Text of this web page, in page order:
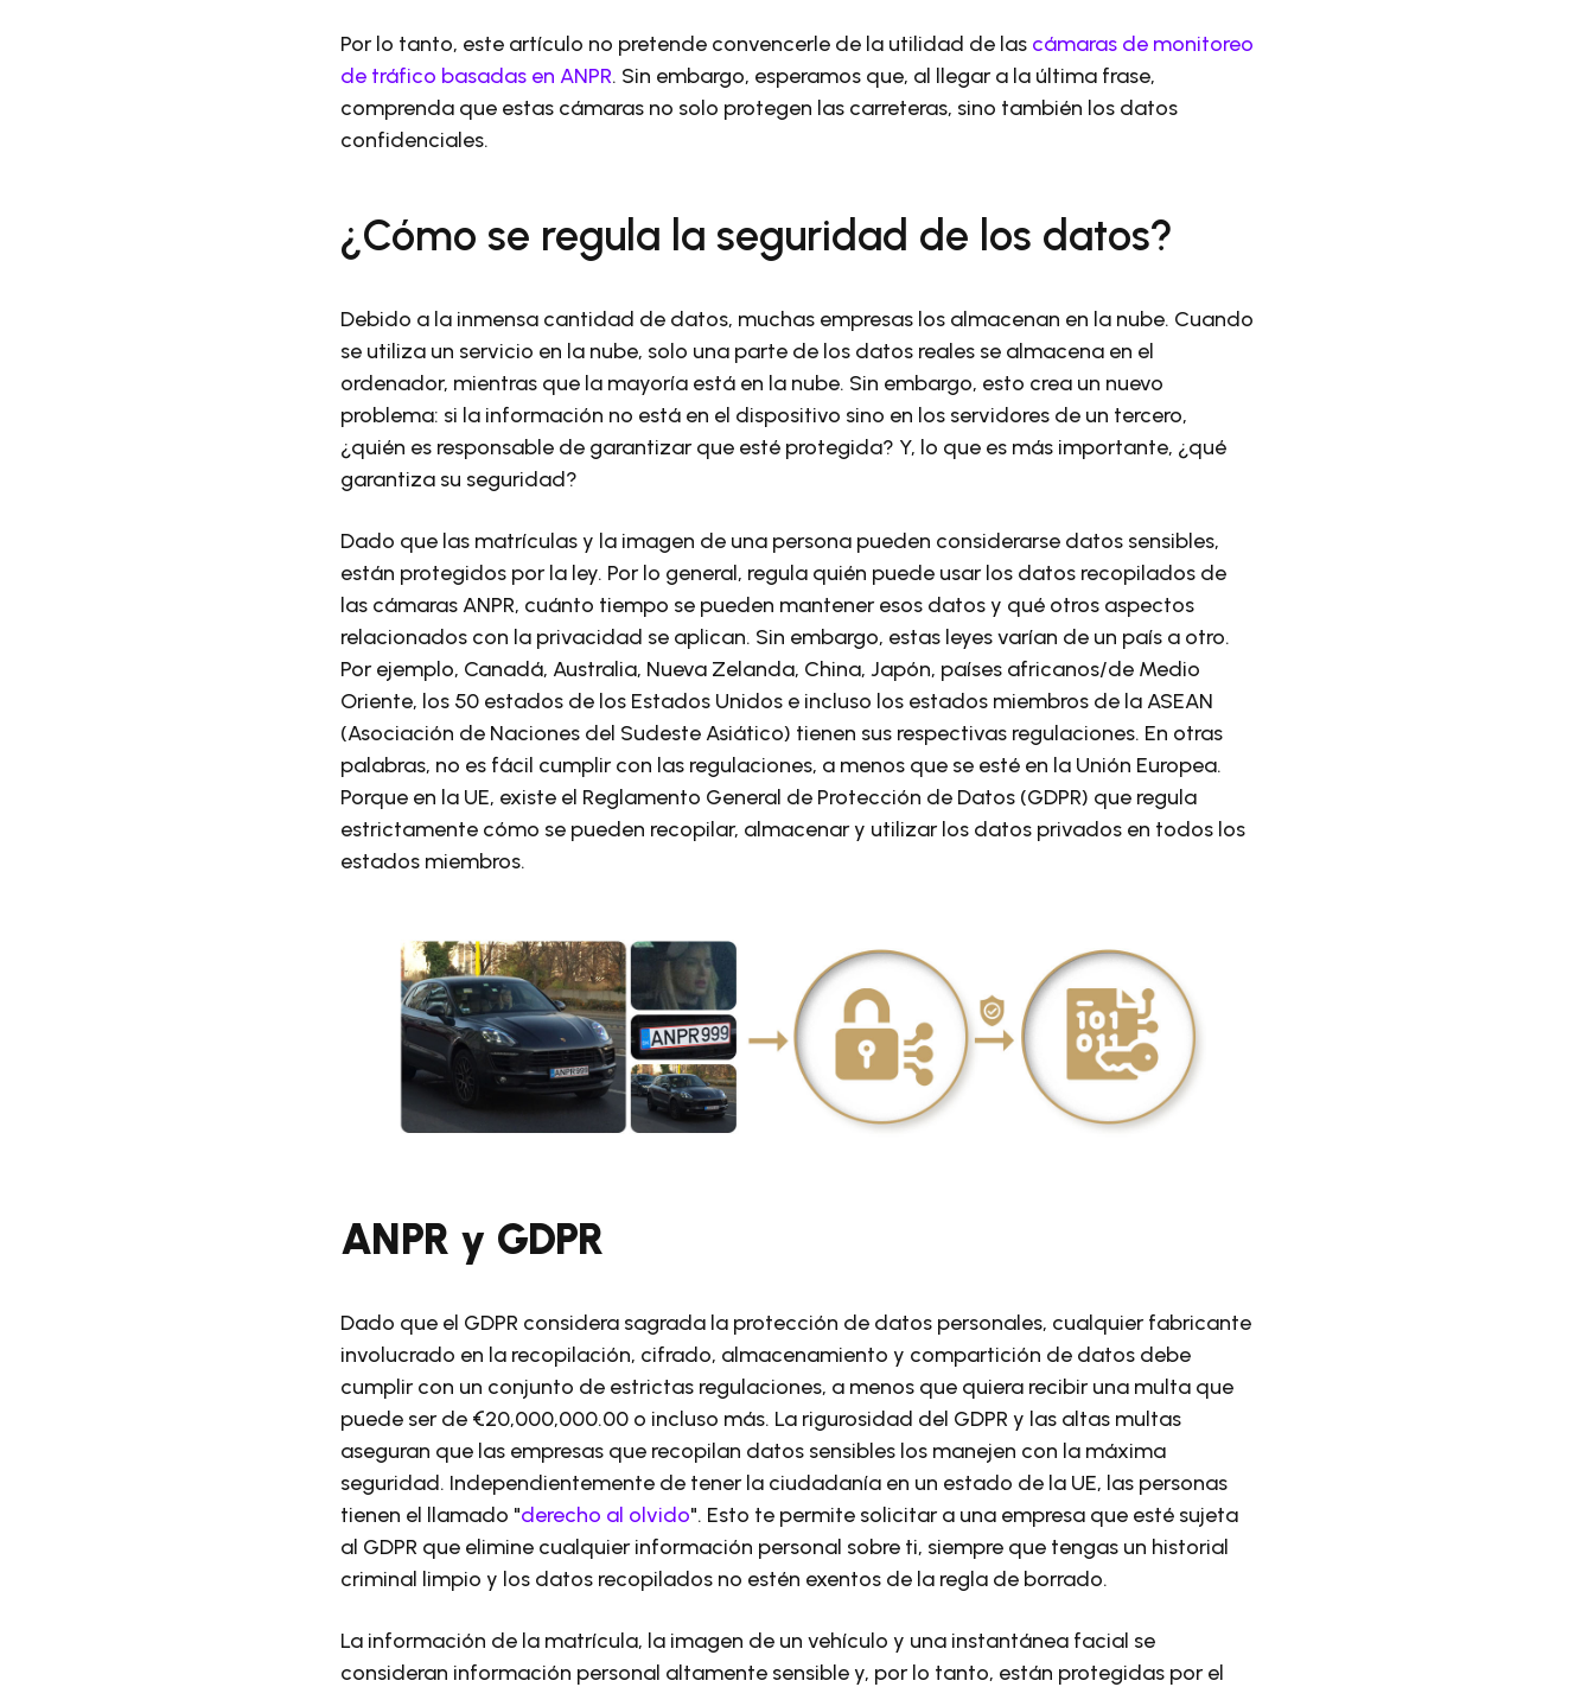
Por lo tanto, este artículo no pretende convencerle de la utilidad de las cámaras de monitoreo
de tráfico basadas en ANPR. Sin embargo, esperamos que, al llegar a la última frase,
comprenda que estas cámaras no solo protegen las carreteras, sino también los datos
confidenciales.
¿Cómo se regula la seguridad de los datos?
Debido a la inmensa cantidad de datos, muchas empresas los almacenan en la nube. Cuando
se utiliza un servicio en la nube, solo una parte de los datos reales se almacena en el
ordenador, mientras que la mayoría está en la nube. Sin embargo, esto crea un nuevo
problema: si la información no está en el dispositivo sino en los servidores de un tercero,
¿quién es responsable de garantizar que esté protegida? Y, lo que es más importante, ¿qué
garantiza su seguridad?
Dado que las matrículas y la imagen de una persona pueden considerarse datos sensibles,
están protegidos por la ley. Por lo general, regula quién puede usar los datos recopilados de
las cámaras ANPR, cuánto tiempo se pueden mantener esos datos y qué otros aspectos
relacionados con la privacidad se aplican. Sin embargo, estas leyes varían de un país a otro.
Por ejemplo, Canadá, Australia, Nueva Zelanda, China, Japón, países africanos/de Medio
Oriente, los 50 estados de los Estados Unidos e incluso los estados miembros de la ASEAN
(Asociación de Naciones del Sudeste Asiático) tienen sus respectivas regulaciones. En otras
palabras, no es fácil cumplir con las regulaciones, a menos que se esté en la Unión Europea.
Porque en la UE, existe el Reglamento General de Protección de Datos (GDPR) que regula
estrictamente cómo se pueden recopilar, almacenar y utilizar los datos privados en todos los
estados miembros.
ANPR y GDPR
Dado que el GDPR considera sagrada la protección de datos personales, cualquier fabricante
involucrado en la recopilación, cifrado, almacenamiento y compartición de datos debe
cumplir con un conjunto de estrictas regulaciones, a menos que quiera recibir una multa que
puede ser de €20,000,000.00 o incluso más. La rigurosidad del GDPR y las altas multas
aseguran que las empresas que recopilan datos sensibles los manejen con la máxima
seguridad. Independientemente de tener la ciudadanía en un estado de la UE, las personas
tienen el llamado "derecho al olvido". Esto te permite solicitar a una empresa que esté sujeta
al GDPR que elimine cualquier información personal sobre ti, siempre que tengas un historial
criminal limpio y los datos recopilados no estén exentos de la regla de borrado.
La información de la matrícula, la imagen de un vehículo y una instantánea facial se
consideran información personal altamente sensible y, por lo tanto, están protegidas por el